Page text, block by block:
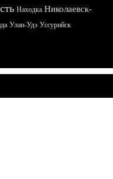
Находка Николаевск-
Улан-Удэ Уссурийск